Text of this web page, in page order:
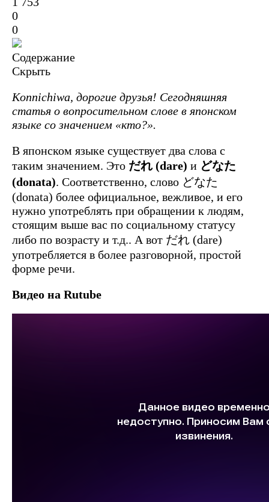
0
0
Содержание
Скрыть
Konnichiwa, дорогие друзья! Сегодняшняя
статья о вопросительном слове в японском
языке со значением «кто?».
В японском языке существует два слова с
таким значением. Это だれ (dare) и どなた
(donata). Соответственно, слово どなた
(donata) более официальное, вежливое, и его
нужно употреблять при обращении к людям,
стоящим выше вас по социальному статусу
либо по возрасту и т.д.. А вот だれ (dare)
употребляется в более разговорной, простой
форме речи.
Видео на Rutube